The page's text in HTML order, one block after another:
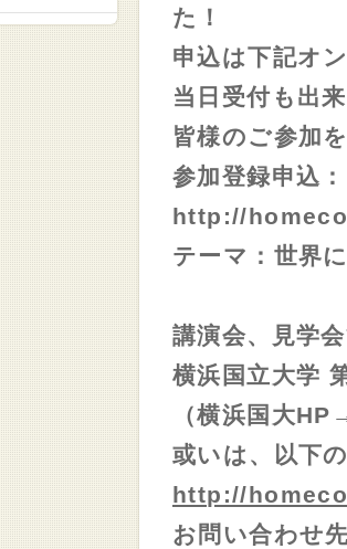
た！
申込は下記オ
当日受付も出
皆様のご参加
参加登録申込：
http://
テーマ：世界
講演会、見学
横浜国立大学
（横浜国大
或いは、以下
http://
お問い合わせ